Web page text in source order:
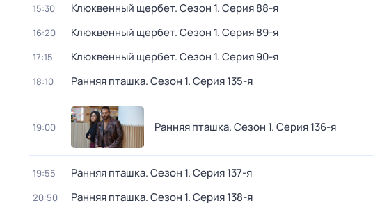
15:30 Клюквенный щербет. Сезон 1. Серия 88-я
16:20 Клюквенный щербет. Сезон 1. Серия 89-я
17:15 Клюквенный щербет. Сезон 1. Серия 90-я
18:10 Ранняя пташка. Сезон 1. Серия 135-я
19:00 Ранняя пташка. Сезон 1. Серия 136-я
19:55 Ранняя пташка. Сезон 1. Серия 137-я
20:50 Ранняя пташка. Сезон 1. Серия 138-я